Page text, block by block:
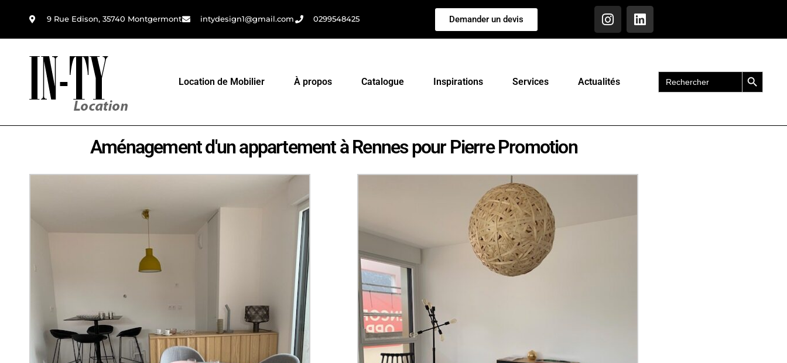
9 Rue Edison, 35740 Montgermont intydesign1@gmail.com 0299548425 Demander un devis
Location de Mobilier À propos Catalogue Inspirations Services Actualités
Search
for:
Search Button
Aménagement d'un appartement à Rennes pour Pierre Promotion